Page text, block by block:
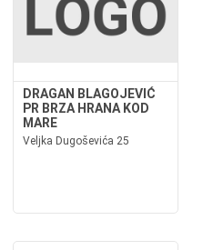
DRAGAN BLAGOJEVIĆ
PR BRZA HRANA KOD
MARE
Veljka Dugoševića 25